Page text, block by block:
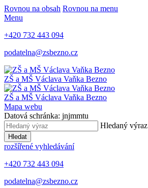
Rovnou na obsah Rovnou na menu
Menu
+420 732 443 094
podatelna@zsbezno.cz
ZŠ a MŠ Václava Vaňka Bezno
ZŠ a MŠ Václava Vaňka Bezno
Mapa webu
Datová schránka: jnjmmtu
Hledaný výraz
Hledat
rozšířené vyhledávání
+420 732 443 094
podatelna@zsbezno.cz